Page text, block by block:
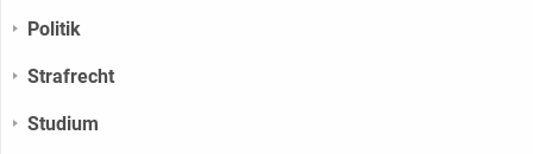
Politik
Strafrecht
Studium